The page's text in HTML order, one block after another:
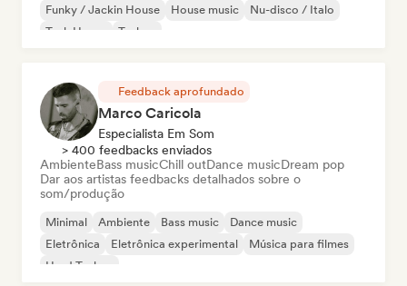
Funky / Jackin House
House music
Nu-disco / Italo
Tech House
Techno
Feedback aprofundado
Marco Caricola
Especialista Em Som
> 400 feedbacks enviados
AmbienteBass musicChill outDance musicDream pop
Dar aos artistas feedbacks detalhados sobre o
som/produção
Minimal Ambiente Bass music
Dance music
Eletrônica
Eletrônica experimental
Música para filmes
Hard Techno